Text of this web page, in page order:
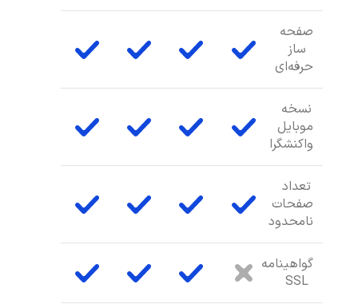
صفحه
ساز
حرفه‌ای
نسخه
موبایل
واکنشگرا
تعداد
صفحات
نامحدود
گواهینامه
SSL